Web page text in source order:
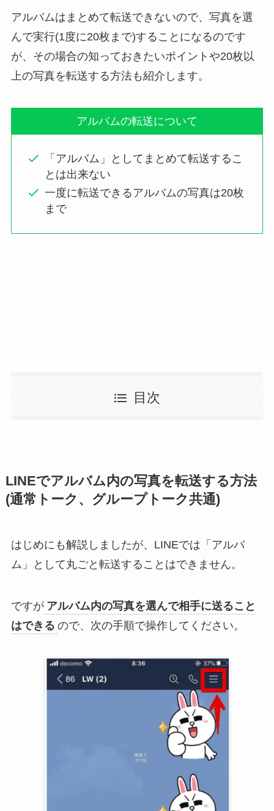
アルバムはまとめて転送できないので、写真を選
んで実行(1度に20枚まで)することになるのです
が、その場合の知っておきたいポイントや20枚以
上の写真を転送する方法も紹介します。
アルバムの転送について
「アルバム」としてまとめて転送するこ
とは出来ない
一度に転送できるアルバムの写真は20枚
まで
目次
LINEでアルバム内の写真を転送する方法
(通常トーク、グループトーク共通)
はじめにも解説しましたが、LINEでは「アルバ
ム」として丸ごと転送することはできません。
ですが アルバム内の写真を選んで相手に送ること
はできる ので、次の手順で操作してください。